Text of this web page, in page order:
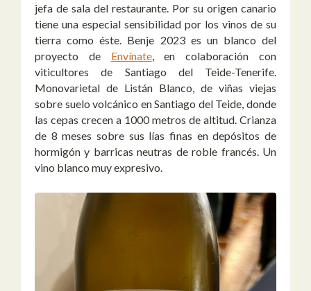
jefa de sala del restaurante. Por su origen canario
tiene una especial sensibilidad por los vinos de su
tierra como éste. Benje 2023 es un blanco del
proyecto de Envínate, en colaboración con
viticultores de Santiago del Teide-Tenerife.
Monovarietal de Listán Blanco, de viñas viejas
sobre suelo volcánico en Santiago del Teide, donde
las cepas crecen a 1000 metros de altitud. Crianza
de 8 meses sobre sus lías finas en depósitos de
hormigón y barricas neutras de roble francés. Un
vino blanco muy expresivo.